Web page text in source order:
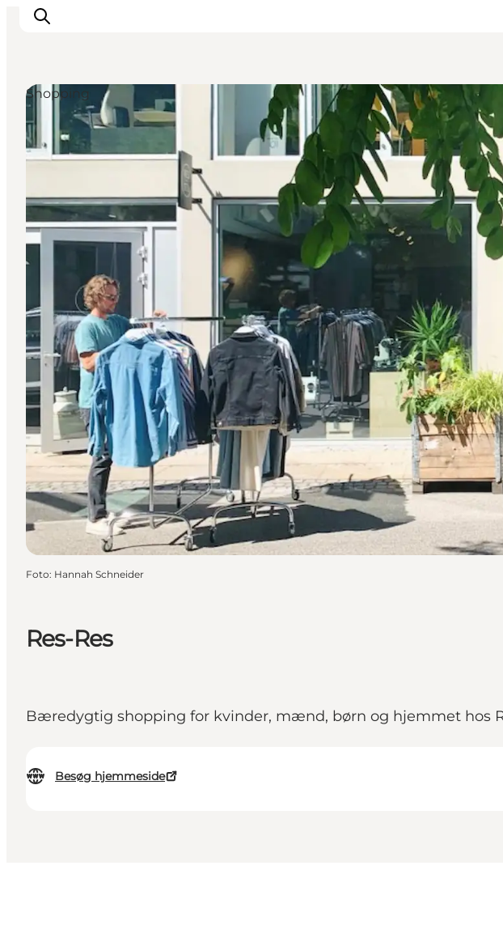
This is Copenhagen
Aktiviteter
Områder
Planlæg din tur
CopenPay
Copenhagen Card
Res-Res
Bæredygtig shopping for kvinder, mænd, børn og hjemmet hos
Besøg hjemmeside
Shopping
Foto: Hannah Schneider